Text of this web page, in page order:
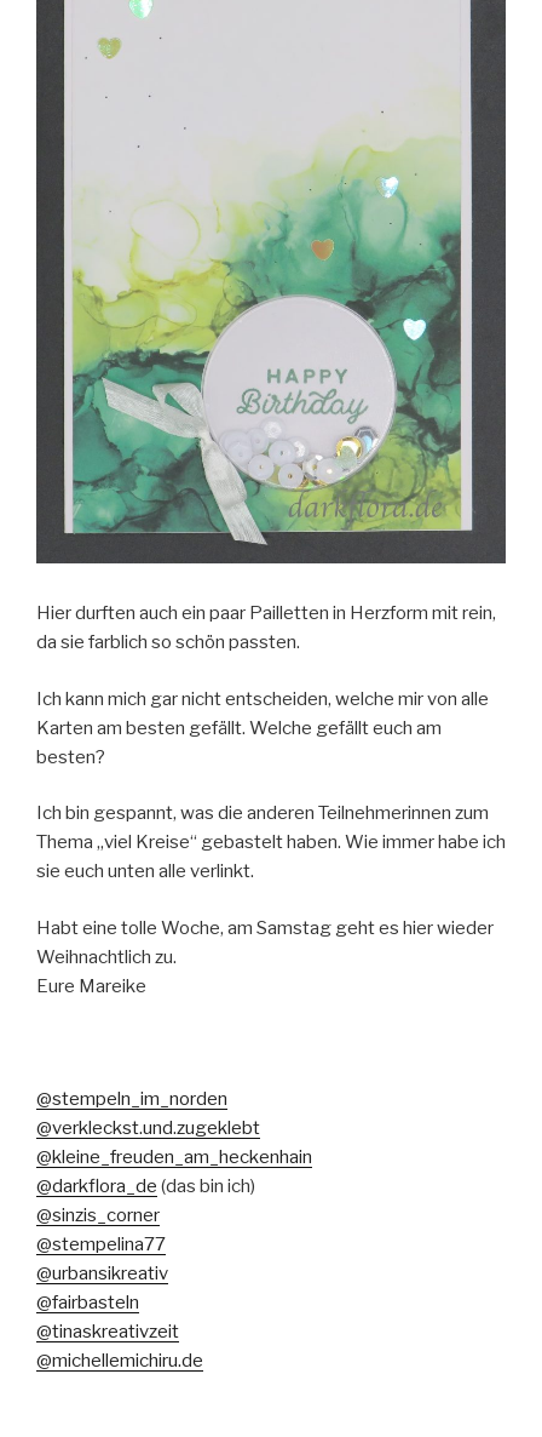
Hier durften auch ein paar Pailletten in Herzform mit rein,
da sie farblich so schön passten.
Ich kann mich gar nicht entscheiden, welche mir von alle
Karten am besten gefällt. Welche gefällt euch am
besten?
Ich bin gespannt, was die anderen Teilnehmerinnen zum
Thema „viel Kreise“ gebastelt haben. Wie immer habe ich
sie euch unten alle verlinkt.
Habt eine tolle Woche, am Samstag geht es hier wieder
Weihnachtlich zu.
Eure Mareike
@stempeln_im_norden
@verkleckst.und.zugeklebt
@kleine_freuden_am_heckenhain
@darkflora_de (das bin ich)
@sinzis_corner
@stempelina77
@urbansikreativ
@fairbasteln
@tinaskreativzeit
@michellemichiru.de